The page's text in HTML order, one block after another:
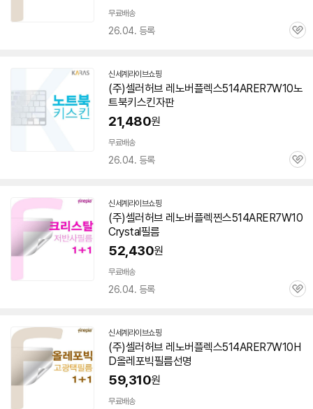
무료배송
26.04. 등록
관
신세계라이브쇼핑
(주)셀러허브 레노버플렉스514ARER7W10노
트북키스킨자판
21,480원
무료배송
26.04. 등록
관
신세계라이브쇼핑
(주)셀러허브 레노버플렉찐스514ARER7W10
Crystal필름
52,430원
무료배송
26.04. 등록
관
신세계라이브쇼핑
(주)셀러허브 레노버플렉스514ARER7W10H
D올레포빅필름선명
59,310원
무료배송